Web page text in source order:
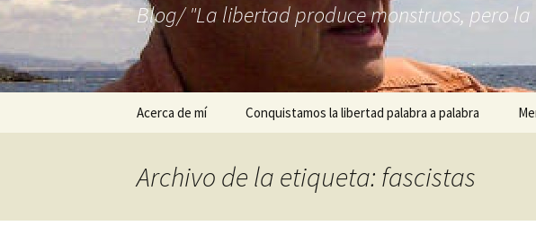
Blog/ "La libertad produce monstruos, pero
Saltar
Acerca de mí Conquistamos la libertad palabra a palabra
Archivo de la etiqueta: fascistas